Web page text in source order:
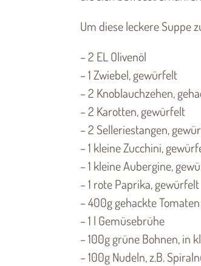
Um diese leckere Suppe
– 2 EL Olivenöl
– 1 Zwiebel, gewürfelt
– 2 Knoblauchzehen,
– 2 Karotten, gewürfelt
– 2 Selleriestangen,
– 1 kleine Zucchini,
– 1 kleine Aubergine,
– 1 rote Paprika, gewürfelt
– 400g gehackte
– 1 l Gemüsebrühe
– 100g grüne Bohnen, in
– 100g Nudeln, z.B.